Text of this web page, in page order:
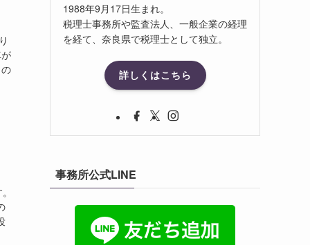
1988年9月17日生まれ。
税理士事務所や監査法人、一般企業の経理
を経て、奈良県で税理士として独立。
詳しくはこちら
事務所公式LINE